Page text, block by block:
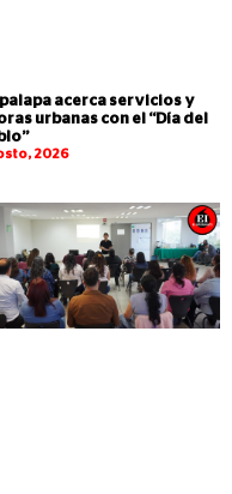
acerca servicios y
urbanas con el “Día del
2026